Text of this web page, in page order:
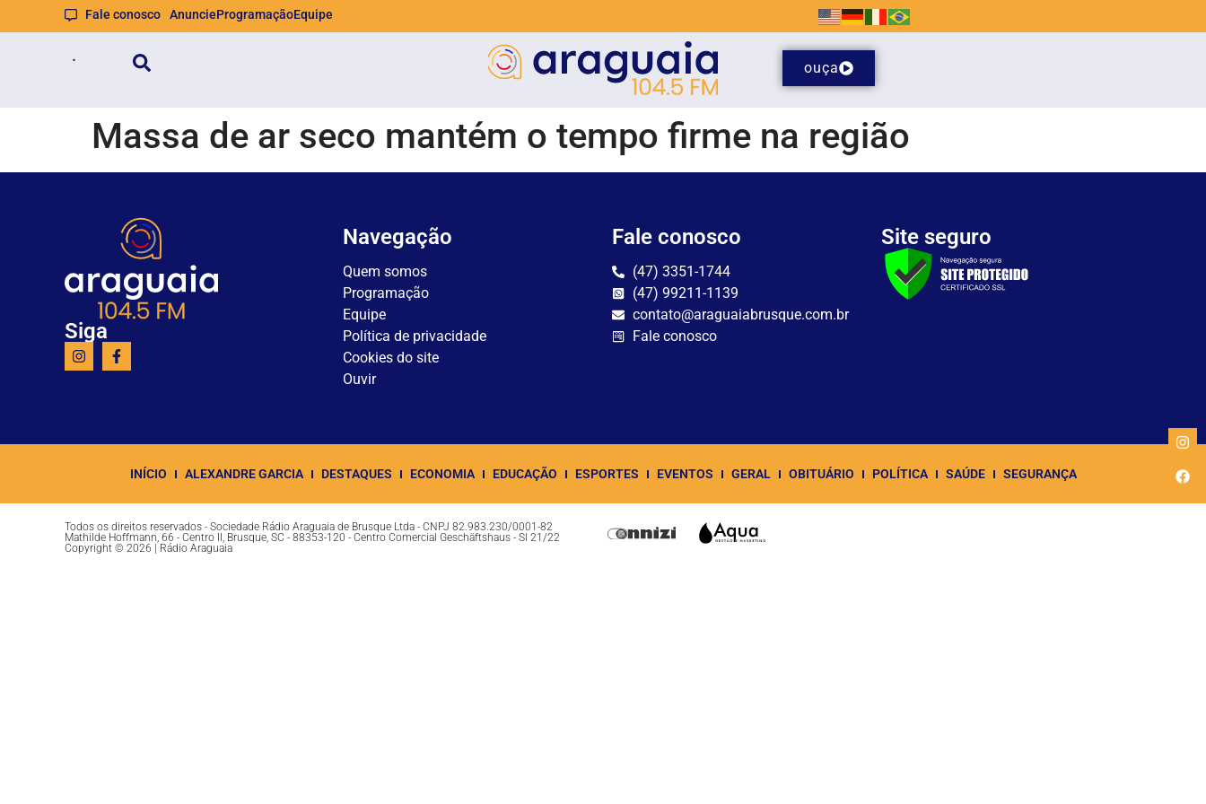
Fale conosco AnuncieProgramaçãoEquipe
ouça
Massa de ar seco mantém o tempo firme na região
Siga
Navegação
Quem somos
Programação
Equipe
Política de privacidade
Cookies do site
Ouvir
Fale conosco
(47) 3351-1744
(47) 99211-1139
contato@araguaiabrusque.com.br
Fale conosco
Site seguro
INÍCIO ALEXANDRE GARCIA DESTAQUES ECONOMIA EDUCAÇÃO ESPORTES EVENTOS GERAL OBITUÁRIO POLÍTICA SAÚDE SEGURANÇA
Todos os direitos reservados - Sociedade Rádio Araguaia de Brusque Ltda - CNPJ 82.983.230/0001-82
Mathilde Hoffmann, 66 - Centro II, Brusque, SC - 88353-120 - Centro Comercial Geschäftshaus - Sl 21/22
Copyright © 2026 | Rádio Araguaia